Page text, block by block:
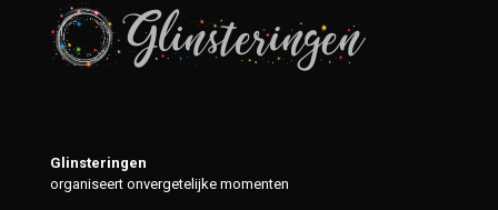
Glinsteringen
organiseert onvergetelijke momenten